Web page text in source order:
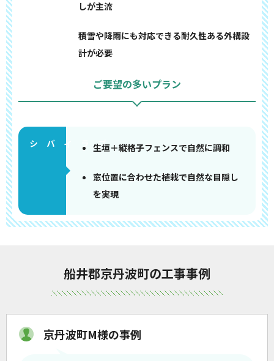
しが主流
積雪や降雨にも対応できる耐久性ある外構設
計が必要
ご要望の多いプラン
生垣＋縦格子フェンスで自然に調和
窓位置に合わせた植栽で自然な目隠し
を実現
船井郡京丹波町の工事事例
京丹波町M様の事例